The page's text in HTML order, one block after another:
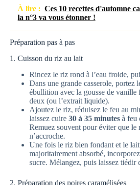
À lire : Ces 10 recettes d'automne
la n°3 va vous étonner !
Préparation pas à pas
1. Cuisson du riz au lait
Rincez le riz rond à l’eau froide,
Dans une grande casserole, portez
ébullition avec la gousse de vanille
deux (ou l’extrait liquide).
Ajoutez le riz, réduisez le feu au
laissez cuire 30 à 35 minutes à feu
Remuez souvent pour éviter que le
n’accroche.
Une fois le riz bien fondant et le lait
majoritairement absorbé,
sucre. Mélangez, puis laissez tiédir
2. Préparation des poires caramélisées